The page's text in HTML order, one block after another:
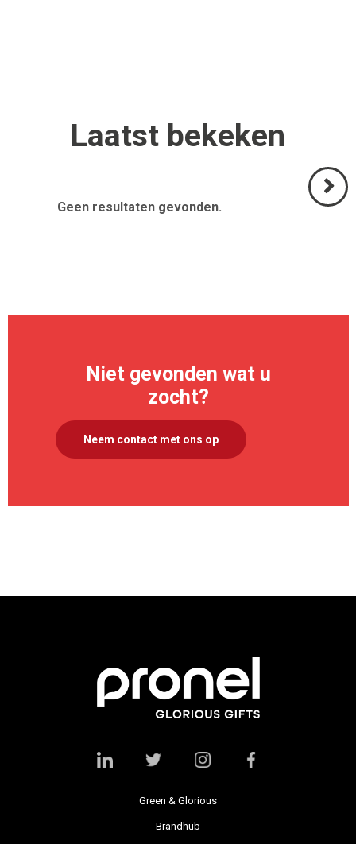
Laatst bekeken
Geen resultaten gevonden.
Niet gevonden wat u
zocht?
Neem contact met ons op
Green & Glorious
Brandhub